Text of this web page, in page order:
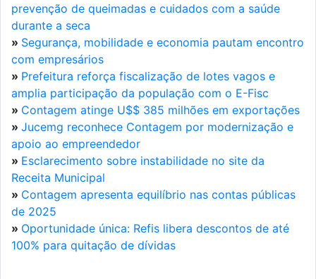
prevenção de queimadas e cuidados com a saúde
durante a seca
» Segurança, mobilidade e economia pautam encontro
com empresários
» Prefeitura reforça fiscalização de lotes vagos e
amplia participação da população com o E-Fisc
» Contagem atinge U$$ 385 milhões em exportações
» Jucemg reconhece Contagem por modernização e
apoio ao empreendedor
» Esclarecimento sobre instabilidade no site da
Receita Municipal
» Contagem apresenta equilíbrio nas contas públicas
de 2025
» Oportunidade única: Refis libera descontos de até
100% para quitação de dívidas